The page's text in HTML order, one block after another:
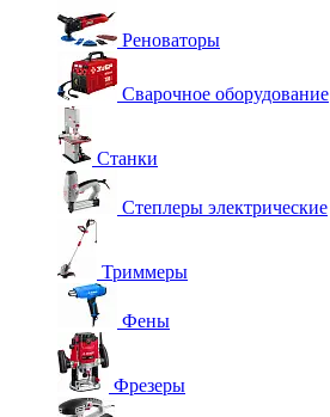
Реноваторы
Сварочное оборудование
Станки
Степлеры электрические
Триммеры
Фены
Фрезеры